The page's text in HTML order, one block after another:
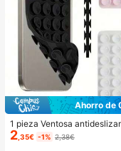
Ahorro de
1 pieza Ventosa
licona para teléfono, 28
osas de silicona
2 ,35€ -1% 2,38€